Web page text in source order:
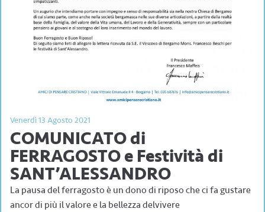
Venerdì 13 Agosto 2021
COMUNICATO di
FERRAGOSTO e Festività di
SANT’ALESSANDRO
La pausa del ferragosto è un dono di riposo che ci fa gustare
ancor di più il valore e la bellezza delvivere